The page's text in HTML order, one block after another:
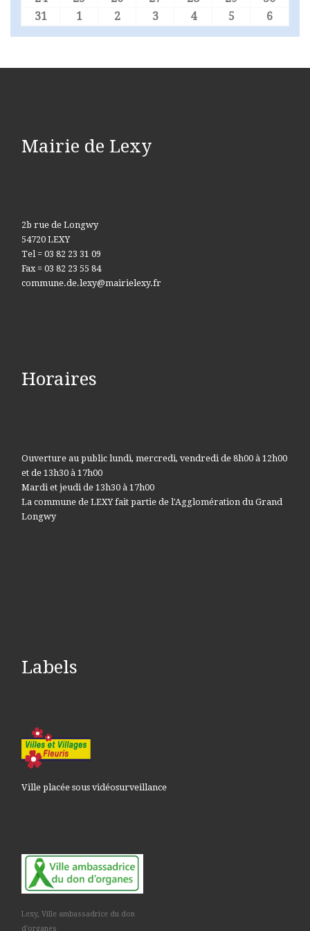
31
31 août 2026
1 1 septembre 2026
2 2 septembre 2026
3 3 septembre 2026
44 septembre 2026
5 5 septembre
6
Mairie de Lexy
2b rue de Longwy
54720 LEXY
Tel = 03 82 23 31 09
Fax = 03 82 23 55 84
commune.de.lexy@mairielexy.fr
Horaires
Ouverture au public lundi, mercredi, vendredi de 8h00 à 12h00
et de 13h30 à 17h00
Mardi et jeudi de 13h30 à 17h00
La commune de LEXY fait partie de l'Agglomération du Grand
Longwy
Labels
Ville placée sous vidéosurveillance
Lexy, Ville ambassadrice du don
d'organes